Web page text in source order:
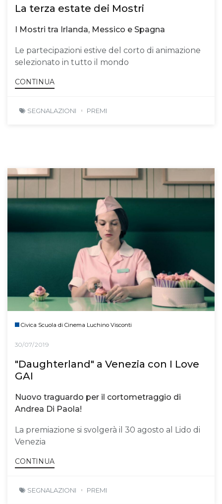
La terza estate dei Mostri
I Mostri tra Irlanda, Messico e Spagna
Le partecipazioni estive del corto di animazione
selezionato in tutto il mondo
CONTINUA
SEGNALAZIONI PREMI
Civica Scuola di Cinema Luchino Visconti
30/07/2019
"Daughterland" a Venezia con I Love
GAI
Nuovo traguardo per il cortometraggio di
Andrea Di Paola!
La premiazione si svolgerà il 30 agosto al Lido di
Venezia
CONTINUA
SEGNALAZIONI PREMI